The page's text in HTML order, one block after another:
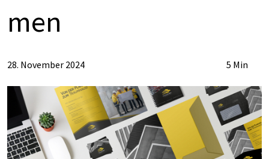
men
28. November 2024 5 Min